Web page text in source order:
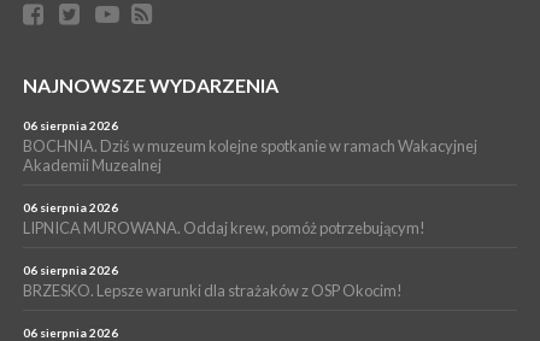
04 sierpnia 2026
WYDARZENIA
04 sierpnia 2026
BOCHNIA. Kolejny patriotyczny mural na os. Niepodległości.
Tym razem przedstawia Wojciecha Korfantego
NAJNOWSZE WYDARZENIA
06 sierpnia 2026
BOCHNIA. Dziś w muzeum kolejne spotkanie w ramach Wakacyjnej
Akademii Muzealnej
06 sierpnia 2026
LIPNICA MUROWANA. Oddaj krew, pomóż potrzebującym!
06 sierpnia 2026
BRZESKO. Lepsze warunki dla strażaków z OSP Okocim!
06 sierpnia 2026